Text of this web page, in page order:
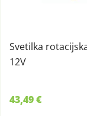
Svetilka
12V
43,49 €